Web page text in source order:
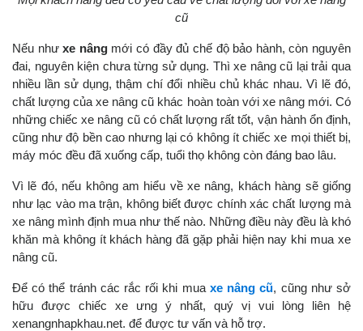
cũ
Nếu nhưxe nângmới có đầy đủ chế độ bảo hành, còn nguyên
đai, nguyên kiện chưa từng sử dụng. Thì xe nâng cũ lại trải qua
nhiều lần sử dụng, thậm chí đổi nhiều chủ khác nhau. Vì lẽ đó,
chất lượng của xe nâng cũ khác hoàn toàn với xe nâng mới. Có
những chiếc xe nâng cũ có chất lượng rất tốt, vận hành ổn định,
cũng như độ bền cao nhưng lại có không ít chiếc xe mọi thiết bị,
máy móc đều đã xuống cấp, tuổi thọ không còn đáng bao lâu.
Vì lẽ đó, nếu không am hiểu về xe nâng, khách hàng sẽ giống
như lạc vào ma trận, không biết được chính xác chất lượng mà
xe nâng mình định mua như thế nào. Những điều này đều là khó
khăn mà không ít khách hàng đã gặp phải hiện nay khi mua xe
nâng cũ.
Để có thể tránh các rắc rối khi mua xe nâng cũ, cũng như sở
hữu được chiếc xe ưng ý nhất, quý vị vui lòng liên hệ
xenangnhapkhau.net. để được tư vấn và hỗ trợ.